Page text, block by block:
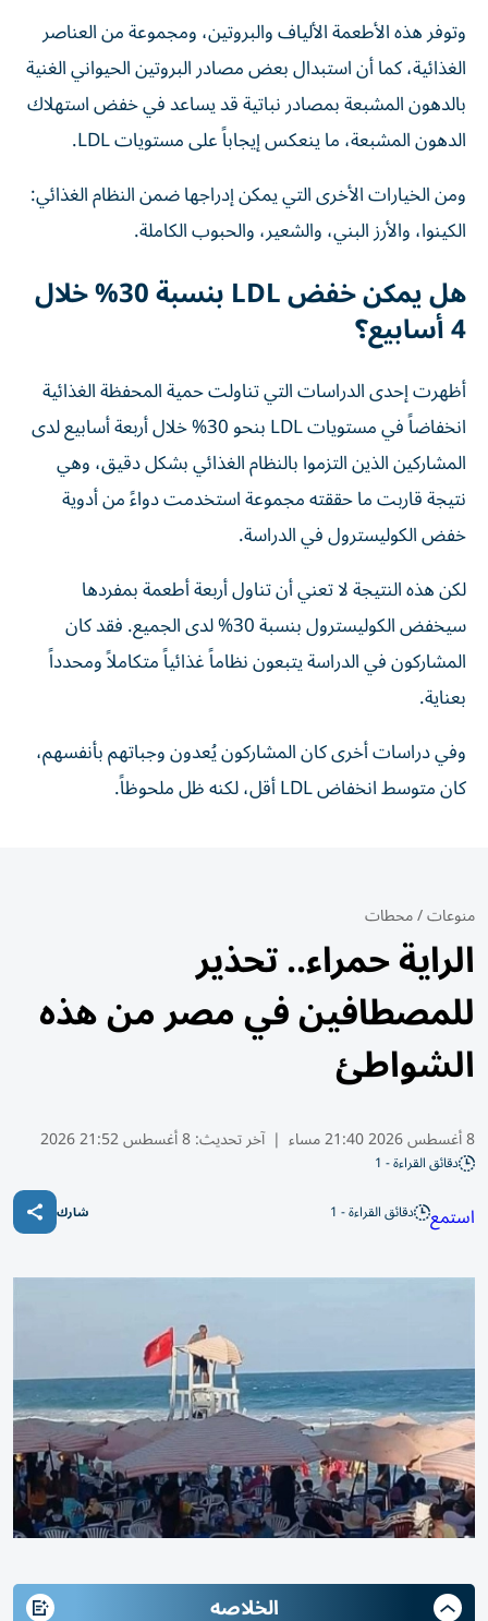
وتوفر هذه الأطعمة الألياف والبروتين، ومجموعة من العناصر
الغذائية، كما أن استبدال بعض مصادر البروتين الحيواني الغنية
بالدهون المشبعة بمصادر نباتية قد يساعد في خفض استهلاك
الدهون المشبعة، ما ينعكس إيجاباً على مستويات LDL.
ومن الخيارات الأخرى التي يمكن إدراجها ضمن النظام الغذائي:
الكينوا، والأرز البني، والشعير، والحبوب الكاملة.
هل يمكن خفض LDL بنسبة 30% خلال
4 أسابيع؟
أظهرت إحدى الدراسات التي تناولت حمية المحفظة الغذائية
انخفاضاً في مستويات LDL بنحو 30% خلال أربعة أسابيع لدى
المشاركين الذين التزموا بالنظام الغذائي بشكل دقيق، وهي
نتيجة قاربت ما حققته مجموعة استخدمت دواءً من أدوية
خفض الكوليسترول في الدراسة.
لكن هذه النتيجة لا تعني أن تناول أربعة أطعمة بمفردها
سيخفض الكوليسترول بنسبة 30% لدى الجميع. فقد كان
المشاركون في الدراسة يتبعون نظاماً غذائياً متكاملاً ومحدداً
بعناية.
وفي دراسات أخرى كان المشاركون يُعدون وجباتهم بأنفسهم،
كان متوسط انخفاض LDL أقل، لكنه ظل ملحوظاً.
منوعات/محطات
الراية حمراء.. تحذير
للمصطافين في مصر من هذه
الشواطئ
8 أغسطس 2026 21:40 مساء | آخر تحديث:8 أغسطس 21:52 2026
دقائق القراءة - 1
استمع دقائق القراءة - 1 شارك
الخلاصه